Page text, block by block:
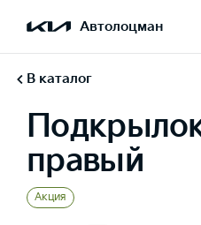
Автолоцман
В каталог
правый
Акция